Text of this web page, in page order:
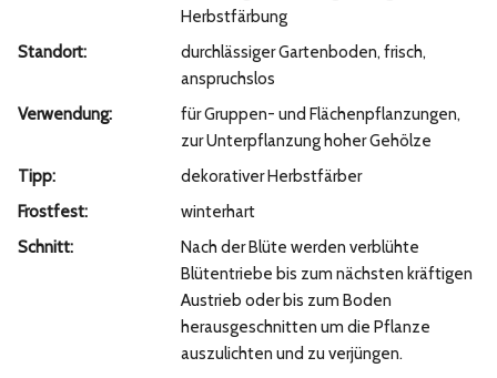
Herbstfärbung
Standort:
durchlässiger Gartenboden, frisch,
anspruchslos
Verwendung:
für Gruppen- und Flächenpflanzungen,
zur Unterpflanzung hoher Gehölze
Tipp:
dekorativer Herbstfärber
Frostfest:
winterhart
Schnitt:
Nach der Blüte werden verblühte
Blütentriebe bis zum nächsten kräftigen
Austrieb oder bis zum Boden
herausgeschnitten um die Pflanze
auszulichten und zu verjüngen.